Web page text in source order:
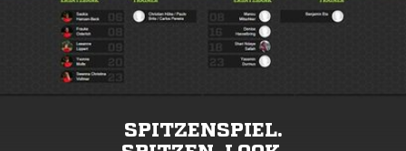
SPITZENSPIEL.